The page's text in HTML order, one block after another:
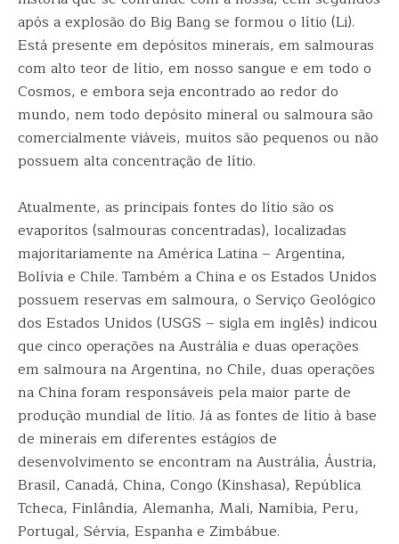
após a explosão do Big Bang se formou o lítio (Li).
Está presente em depósitos minerais, em salmouras
com alto teor de lítio, em nosso sangue e em todo o
Cosmos, e embora seja encontrado ao redor do
mundo, nem todo depósito mineral ou salmoura são
comercialmente viáveis, muitos são pequenos ou não
possuem alta concentração de lítio.
Atualmente, as principais fontes do lítio são os
evaporitos (salmouras concentradas), localizadas
majoritariamente na América Latina – Argentina,
Bolívia e Chile. Também a China e os Estados Unidos
possuem reservas em salmoura, o Serviço Geológico
dos Estados Unidos (USGS – sigla em inglês) indicou
que cinco operações na Austrália e duas operações
em salmoura na Argentina, no Chile, duas operações
na China foram responsáveis pela maior parte de
produção mundial de lítio. Já as fontes de lítio à base
de minerais em diferentes estágios de
desenvolvimento se encontram na Austrália, Áustria,
Brasil, Canadá, China, Congo (Kinshasa), República
Tcheca, Finlândia, Alemanha, Mali, Namíbia, Peru,
Portugal, Sérvia, Espanha e Zimbábue.